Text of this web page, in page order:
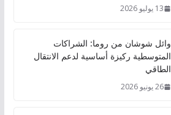
13 يوليو 2026
وائل شوشان من روما: الشراكات
المتوسطية ركيزة أساسية لدعم الانتقال
الطاقي
26 يونيو 2026